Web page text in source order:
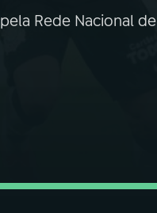
Rede Nacional de